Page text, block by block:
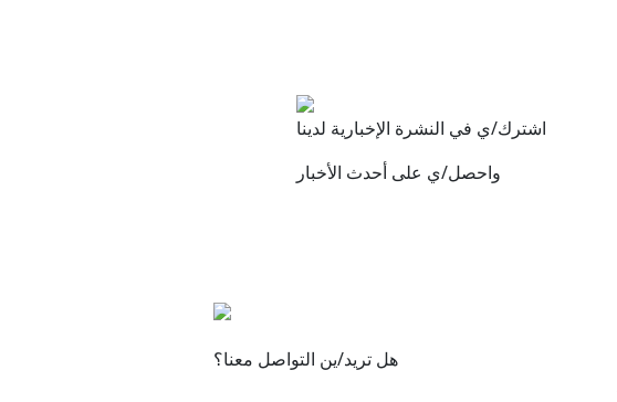
اشترك/ي في النشرة الإخبارية لدينا
واحصل/ي على أحدث الأخبار
هل تريد/ين التواصل معنا؟